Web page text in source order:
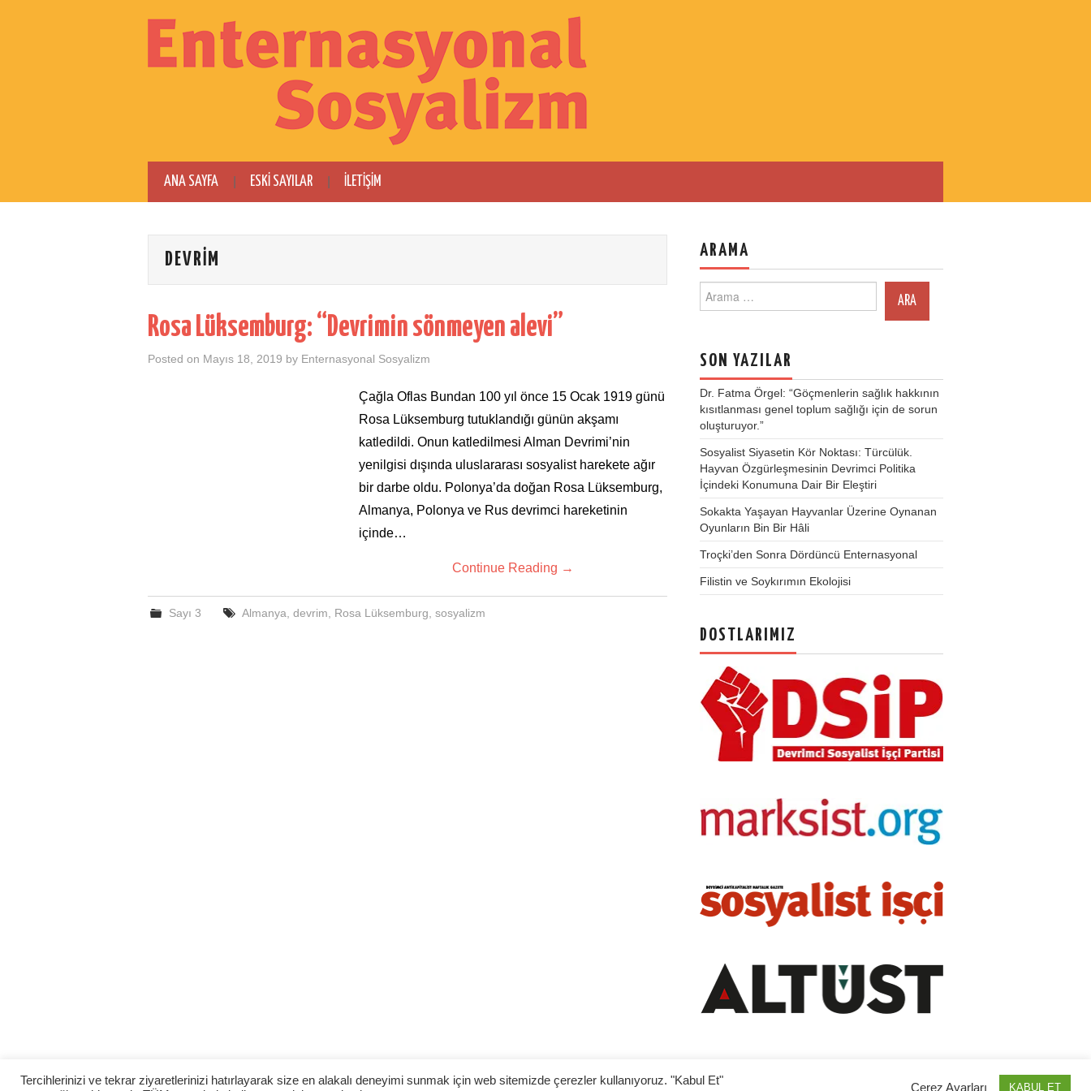
ANA SAYFA ESKI SAYILAR İLETIŞIM
DEVRIM
Rosa Lüksemburg: “Devrimin sönmeyen alevi”
Posted on Mayıs 18, 2019 by Enternasyonal Sosyalizm
Çağla Oflas Bundan 100 yıl önce 15 Ocak 1919 günü
Rosa Lüksemburg tutuklandığı günün akşamı
katledildi. Onun katledilmesi Alman Devrimi’nin
yenilgisi dışında uluslararası sosyalist harekete ağır
bir darbe oldu. Polonya’da doğan Rosa Lüksemburg,
Almanya, Polonya ve Rus devrimci hareketinin
içinde…
Continue Reading →
Sayı 3 Almanya devrim Rosa Lüksemburg sosyalizm
ARAMA
for:
SON YAZILAR
Dr. Fatma Örgel: “Göçmenlerin sağlık hakkının
kısıtlanması genel toplum sağlığı için de sorun
oluşturuyor.”
Sosyalist Siyasetin Kör Noktası: Türcülük.
Hayvan Özgürleşmesinin Devrimci Politika
İçindeki Konumuna Dair Bir Eleştiri
Sokakta Yaşayan Hayvanlar Üzerine Oynanan
Oyunların Bin Bir Hâli
Troçki’den Sonra Dördüncü Enternasyonal
Filistin ve Soykırımın Ekolojisi
DOSTLARIMIZ
Tercihlerinizi ve tekrar ziyaretlerinizi hatırlayarak size en alakalı deneyimi sunmak için web sitemizde çerezler kullanıyoruz. "Kabul Et"
Çerez Ayarları KABUL ET